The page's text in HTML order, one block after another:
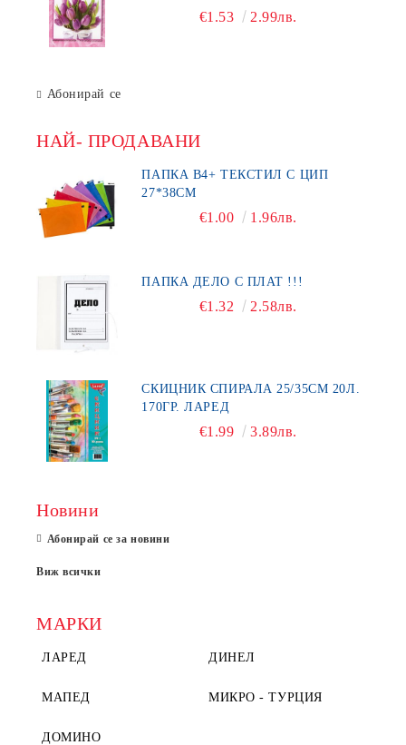
€1.53 2.99лв.
Абонирай се
НАЙ- ПРОДАВАНИ
ПАПКА В4+ ТЕКСТИЛ С ЦИП
27*38СМ
€1.00 1.96лв.
ПАПКА ДЕЛО С ПЛАТ !!!
€1.32 2.58лв.
СКИЦНИК СПИРАЛА 25/35СМ 20Л.
170ГР. ЛАРЕД
€1.99 3.89лв.
Новини
Абонирай се за новини
Виж всички
МАРКИ
ЛАРЕД ДИНЕЛ
МАПЕД МИКРО - ТУРЦИЯ
ДОМИНО